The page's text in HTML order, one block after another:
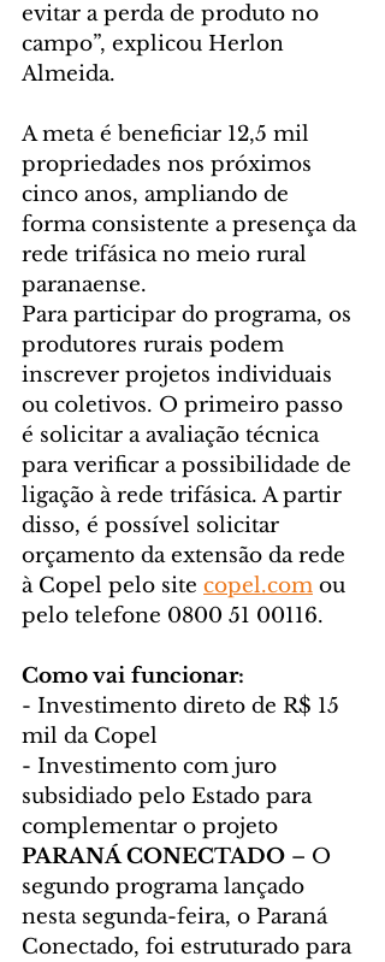
evitar a perda de produto no
campo”, explicou Herlon
Almeida.
A meta é beneficiar 12,5 mil
propriedades nos próximos
cinco anos, ampliando de
forma consistente a presença da
rede trifásica no meio rural
paranaense.
Para participar do programa, os
produtores rurais podem
inscrever projetos individuais
ou coletivos. O primeiro passo
é solicitar a avaliação técnica
para verificar a possibilidade de
ligação à rede trifásica. A partir
disso, é possível solicitar
orçamento da extensão da rede
à Copel pelo site copel.com ou
pelo telefone 0800 51 00116.
Como vai funcionar:
- Investimento direto de R$ 15
mil da Copel
- Investimento com juro
subsidiado pelo Estado para
complementar o projeto
PARANÁ CONECTADO – O
segundo programa lançado
nesta segunda-feira, o Paraná
Conectado, foi estruturado para